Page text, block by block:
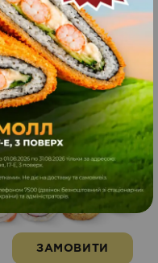
-30%
ЗАМОВИТИ